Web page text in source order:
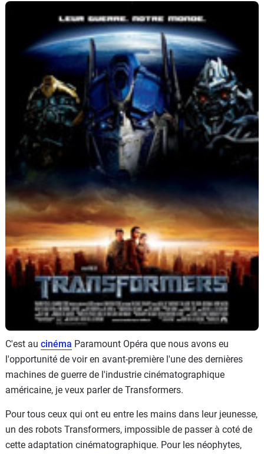
Services
Forum
Moto
Marques
C'est au cinéma Paramount Opéra que nous avons eu
l'opportunité de voir en avant-première l'une des dernières
machines de guerre de l'industrie cinématographique
américaine, je veux parler de Transformers.
Pour tous ceux qui ont eu entre les mains dans leur jeunesse,
un des robots Transformers, impossible de passer à coté de
cette adaptation cinématographique. Pour les néophytes,